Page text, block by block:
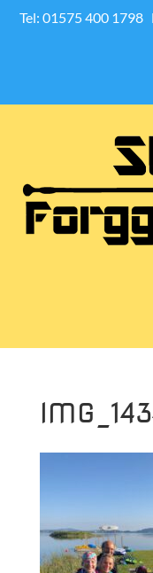
Tel: 01575 400 1798